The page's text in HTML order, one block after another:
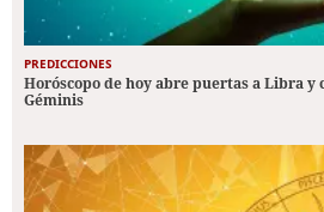
PREDICCIONES
Horóscopo de hoy abre puertas a Libra y
Géminis